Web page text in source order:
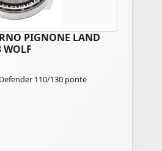
PIGNONE LAND
WOLF
110/130 ponte